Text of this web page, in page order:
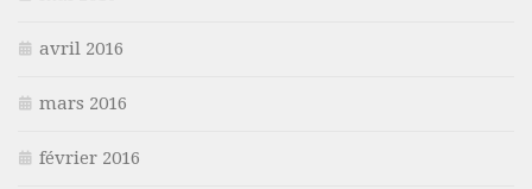
avril 2016
mars 2016
février 2016